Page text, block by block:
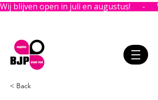
Wij blijven open in juli en augustus!      -
< Back